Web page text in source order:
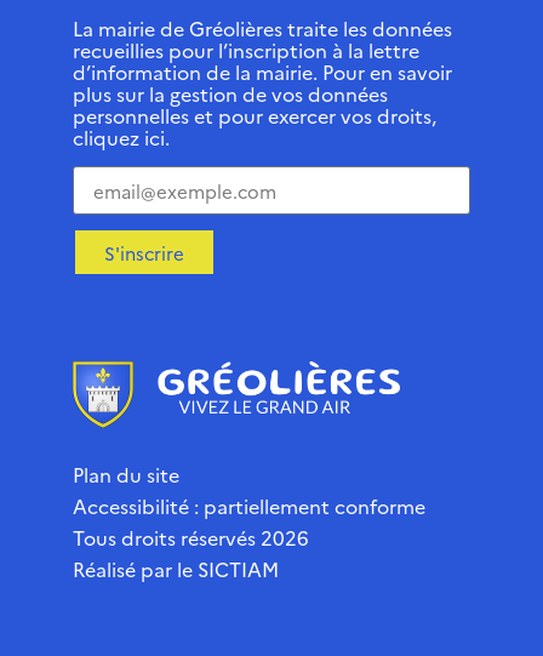
La mairie de Gréolières traite les données
recueillies pour l’inscription à la lettre
d’information de la mairie. Pour en savoir
plus sur la gestion de vos données
personnelles et pour exercer vos droits,
cliquez ici.
S'inscrire
Plan du site
Accessibilité : partiellement conforme
Tous droits réservés 2026
Réalisé par le SICTIAM